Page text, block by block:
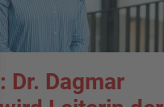
Dr. Dagmar